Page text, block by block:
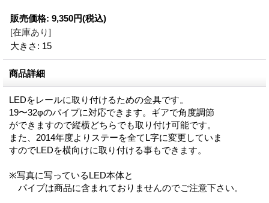
販売価格: 9,350円(税込)
[在庫あり]
大きさ : 15
商品詳細
LEDをレールに取り付けるための金具です。
19〜32φのパイプに対応できます。ギアで角度調節
ができますので縦横どちらでも取り付け可能です。
また、2014年度よりステーを全てL字に変更していま
すのでLEDを横向けに取り付ける事もできます。
※写真に写っているLED本体と
パイプは商品に含まれておりませんのでご注意下さい。